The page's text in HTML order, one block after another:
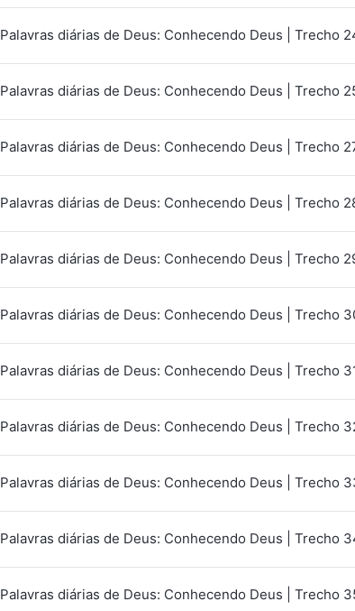
Palavras diárias de Deus: Conhecendo Deus | Trecho
Palavras diárias de Deus: Conhecendo Deus | Trecho
Palavras diárias de Deus: Conhecendo Deus | Trecho
Palavras diárias de Deus: Conhecendo Deus | Trecho
Palavras diárias de Deus: Conhecendo Deus | Trecho
Palavras diárias de Deus: Conhecendo Deus | Trecho
Palavras diárias de Deus: Conhecendo Deus | Trecho
Palavras diárias de Deus: Conhecendo Deus | Trecho
Palavras diárias de Deus: Conhecendo Deus | Trecho
Palavras diárias de Deus: Conhecendo Deus | Trecho
Palavras diárias de Deus: Conhecendo Deus | Trecho